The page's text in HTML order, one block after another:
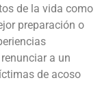
de la vida como
preparación o
a un
de acoso